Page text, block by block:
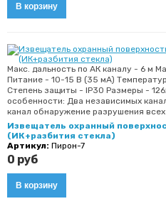
Макс. дальность по АК каналу - 6 м
Питание - 10-15 В (35 мА)
Степень защиты - IP30 Размеры -
особенности: Два независимых
канал обнаружение разрушения всех
Извещатель охранный
(ИК+разбития стекла)
Артикул: Пирон-7
0 руб